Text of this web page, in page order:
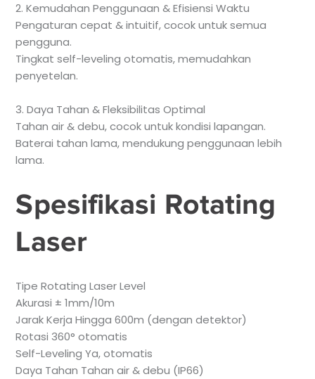
2. Kemudahan Penggunaan & Efisiensi Waktu
Pengaturan cepat & intuitif, cocok untuk semua
pengguna.
Tingkat self-leveling otomatis, memudahkan
penyetelan.
3. Daya Tahan & Fleksibilitas Optimal
Tahan air & debu, cocok untuk kondisi lapangan.
Baterai tahan lama, mendukung penggunaan lebih
lama.
Spesifikasi Rotating
Laser
Tipe Rotating Laser Level
Akurasi ± 1mm/10m
Jarak Kerja Hingga 600m (dengan detektor)
Rotasi 360° otomatis
Self-Leveling Ya, otomatis
Daya Tahan Tahan air & debu (IP66)